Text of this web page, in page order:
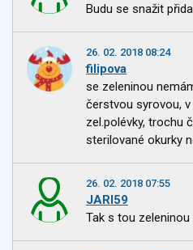
Budu se snažit
26. 02. 2018 08:24
filipova
se zeleninou
čerstvou syrovou,
zel.polévky, trochu
sterilované okurky
26. 02. 2018 07:55
JARI59
Tak s tou